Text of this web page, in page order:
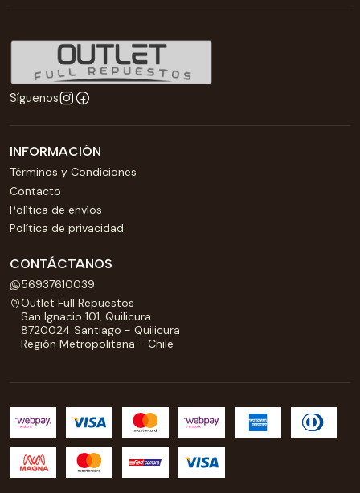
Síguenos
INFORMACIÓN
Términos y Condiciones
Contacto
Política de envíos
Política de privacidad
CONTÁCTANOS
56937610039
Outlet Full Repuestos
San Ignacio 101, Quilicura
8720024 Santiago - Quilicura
Región Metropolitana - Chile